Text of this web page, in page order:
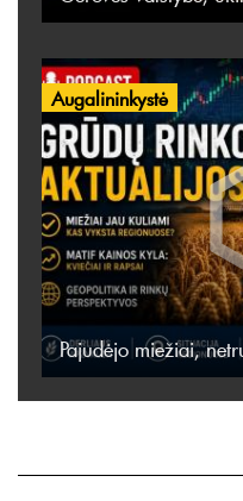
Augalininkystė
Pajudėjo miežiai,